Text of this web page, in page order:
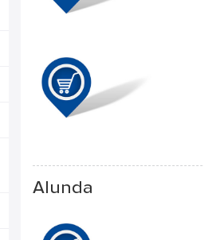
Alunda